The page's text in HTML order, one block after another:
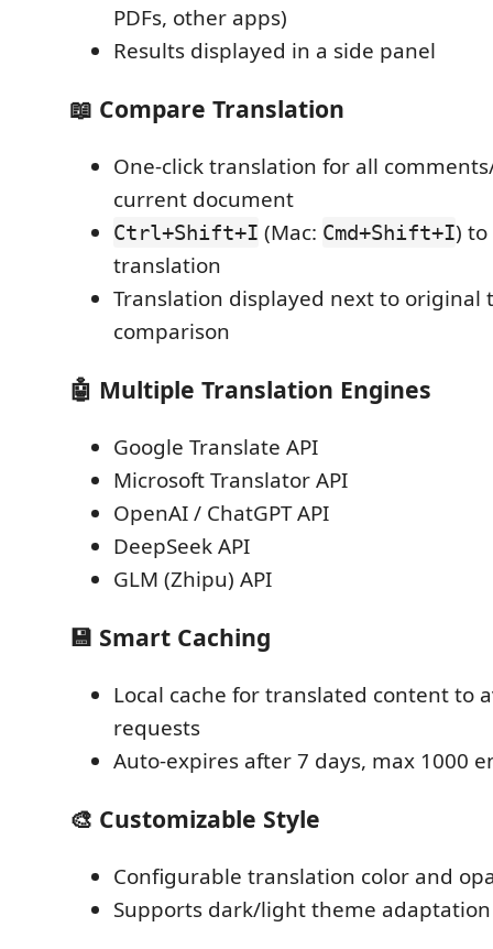
PDFs, other apps)
Results displayed in a side panel
📖 Compare Translation
One-click translation for all
current document
Ctrl+Shift+I (Mac: Cmd+Shift+I)
translation
Translation displayed next to original
comparison
🤖 Multiple Translation Engines
Google Translate API
Microsoft Translator API
OpenAI / ChatGPT API
DeepSeek API
GLM (Zhipu) API
💾 Smart Caching
Local cache for translated content to
requests
Auto-expires after 7 days, max 1000
🎨 Customizable Style
Configurable translation color and
Supports dark/light theme adaptation